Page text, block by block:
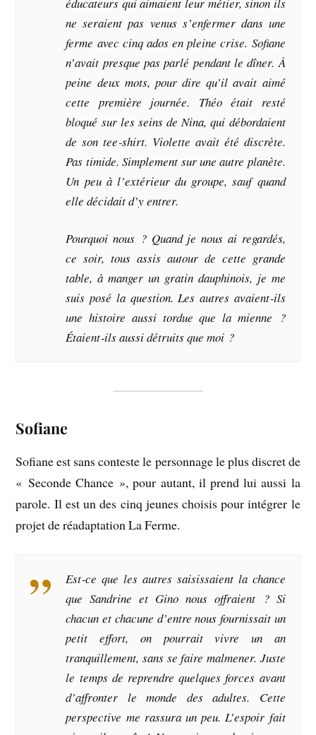
ne seraient pas venus s’enfermer dans une
ferme avec cinq ados en pleine crise. Sofiane
n’avait presque pas parlé pendant le dîner. À
peine deux mots, pour dire qu’il avait aimé
cette première journée. Théo était resté
bloqué sur les seins de Nina, qui débordaient
de son tee‑shirt. Violette avait été discrète.
Pas timide. Simplement sur une autre planète.
Un peu à l’extérieur du groupe, sauf quand
elle décidait d’y entrer.
Pourquoi nous ? Quand je nous ai regardés,
ce soir, tous assis autour de cette grande
table, à manger un gratin dauphinois, je me
suis posé la question. Les autres avaient‑ils
une histoire aussi tordue que la mienne ?
Étaient‑ils aussi détruits que moi ?
Sofiane
Sofiane est sans conteste le personnage le plus discret de
« Seconde Chance », pour autant, il prend lui aussi la
parole. Il est un des cinq jeunes choisis pour intégrer le
projet de réadaptation La Ferme.
Est‑ce que les autres saisissaient la chance
que Sandrine et Gino nous offraient ? Si
chacun et chacune d’entre nous fournissait un
petit effort, on pourrait vivre un an
tranquillement, sans se faire malmener. Juste
le temps de reprendre quelques forces avant
d’affronter le monde des adultes. Cette
perspective me rassura un peu. L’espoir fait